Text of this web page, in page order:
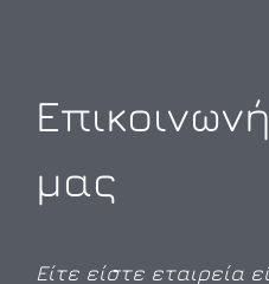
μας
Είτε είστε εταιρεία